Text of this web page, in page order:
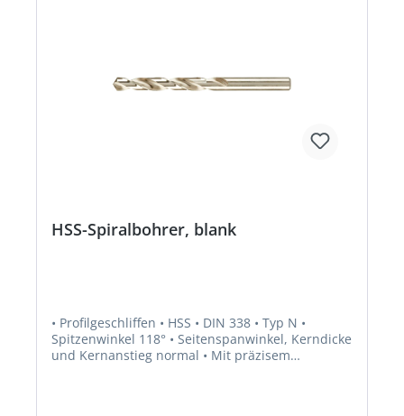
HSS-Spiralbohrer, blank
• Profilgeschliffen • HSS • DIN 338 • Typ N •
Spitzenwinkel 118° • Seitenspanwinkel, Kerndicke
und Kernanstieg normal • Mit präzisem